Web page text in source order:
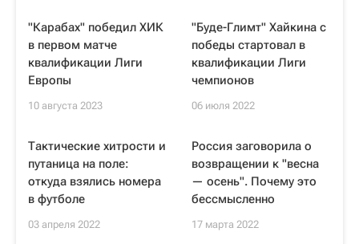
"Карабах" победил ХИК
в первом матче
квалификации Лиги
Европы
10 августа 2023
"Буде-Глимт" Хайкина с
победы стартовал в
квалификации Лиги
чемпионов
06 июля 2022
Тактические хитрости и
путаница на поле:
откуда взялись номера
в футболе
03 апреля 2022
Россия заговорила о
возвращении к "весна
— осень". Почему это
бессмысленно
17 марта 2022